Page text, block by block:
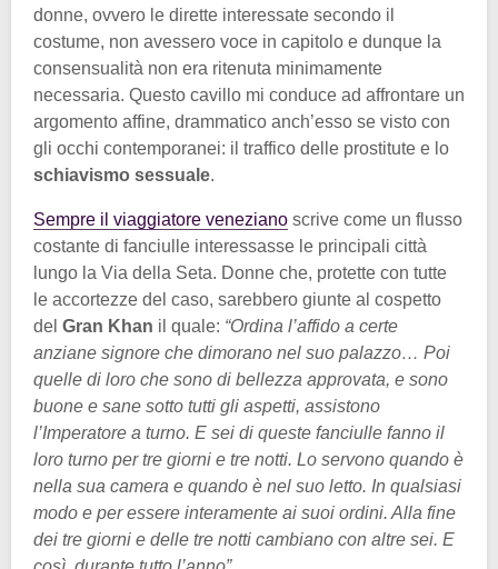
donne, ovvero le dirette interessate secondo il
costume, non avessero voce in capitolo e dunque la
consensualità non era ritenuta minimamente
necessaria. Questo cavillo mi conduce ad affrontare un
argomento affine, drammatico anch’esso se visto con
gli occhi contemporanei: il traffico delle prostitute e lo
schiavismo sessuale.
Sempre il viaggiatore veneziano scrive come un flusso
costante di fanciulle interessasse le principali città
lungo la Via della Seta. Donne che, protette con tutte
le accortezze del caso, sarebbero giunte al cospetto
del Gran Khan il quale: “Ordina l’affido a certe
anziane signore che dimorano nel suo palazzo… Poi
quelle di loro che sono di bellezza approvata, e sono
buone e sane sotto tutti gli aspetti, assistono
l’Imperatore a turno. E sei di queste fanciulle fanno il
loro turno per tre giorni e tre notti. Lo servono quando è
nella sua camera e quando è nel suo letto. In qualsiasi
modo e per essere interamente ai suoi ordini. Alla fine
dei tre giorni e delle tre notti cambiano con altre sei. E